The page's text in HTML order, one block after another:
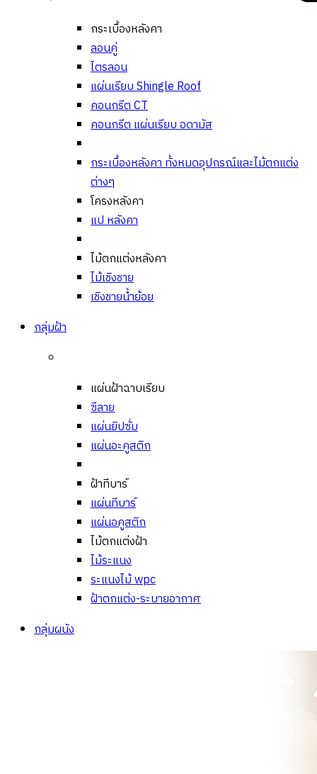
กระเบื้องหลังคา
ลอนคู่
ไตรลอน
แผ่นเรียบ Shingle Roof
คอนกรีต CT
คอนกรีต แผ่นเรียบ อดามัส
กระเบื้องหลังคา ทั้งหมดอุปกรณ์และไม้ตกแต่ง
ต่างๆ
โครงหลังคา
แป หลังคา
ไม้ตกแต่งหลังคา
ไม้เชิงชาย
เชิงชายน้ำย้อย
กลุ่มฝ้า
แผ่นฝ้าฉาบเรียบ
ซีลาย
แผ่นยิปซั่ม
แผ่นอะคูสติก
ฝ้าทีบาร์
แผ่นทีบาร์
แผ่นอคูสติก
ไม้ตกแต่งฝ้า
ไม้ระแนง
ระแนงไม้ wpc
ฝ้าตกแต่ง-ระบายอากาศ
กลุ่มผนัง